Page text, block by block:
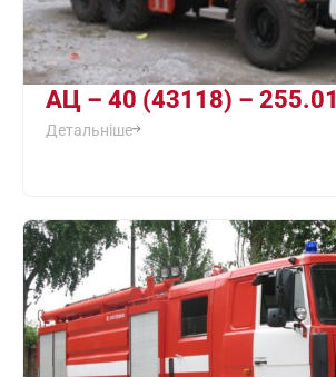
АЦ – 40 (43118) – 255.01
Детальніше